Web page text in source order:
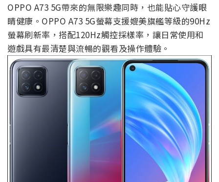
OPPO A73 5G帶來的無限樂趣同時，也能貼心守護眼
睛健康。OPPO A73 5G螢幕支援媲美旗艦等級的90Hz
螢幕刷新率，搭配120Hz觸控採樣率，讓日常使用和
遊戲具有最清楚與流暢的觀看及操作體驗。